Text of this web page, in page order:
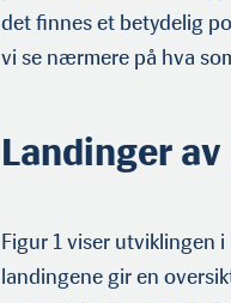
det finnes et betydelig
vi se nærmere på hva
Landinger av
Figur 1 viser utviklingen
landingene gir en